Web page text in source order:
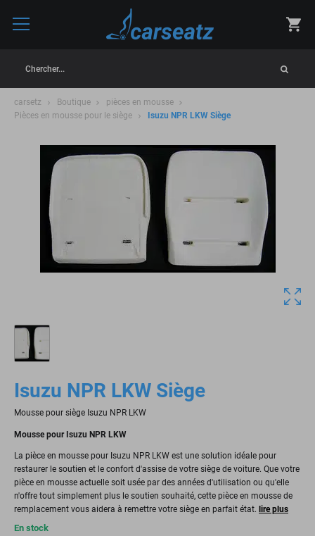
Chercher...
carsetz Boutique
pièces en mousse
Pièces en mousse pour le siège
Isuzu NPR LKW Siège
Isuzu NPR LKW Siège
Mousse pour siège Isuzu NPR LKW
Mousse pour Isuzu NPR LKW
La pièce en mousse pour Isuzu NPR LKW est une solution idéale pour
restaurer le soutien et le confort d'assise de votre siège de voiture. Que votre
pièce en mousse actuelle soit usée par des années d'utilisation ou qu'elle
n'offre tout simplement plus le soutien souhaité, cette pièce en mousse de
remplacement vous aidera à remettre votre siège en parfait état. lire plus
En stock